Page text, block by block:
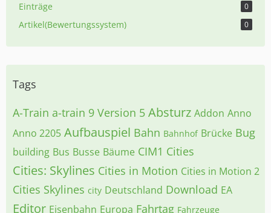
Einträge 0
Artikel(Bewertungssystem) 0
Tags
A-Train a-train 9 Version 5 Absturz Addon Anno
Anno 2205 Aufbauspiel Bahn Bahnhof Brücke Bug
building Bus Busse Bäume CIM1 Cities
Cities: Skylines Cities in Motion Cities in Motion 2
Cities Skylines city Deutschland Download EA
Editor Eisenbahn Europa Fahrtag Fahrzeuge